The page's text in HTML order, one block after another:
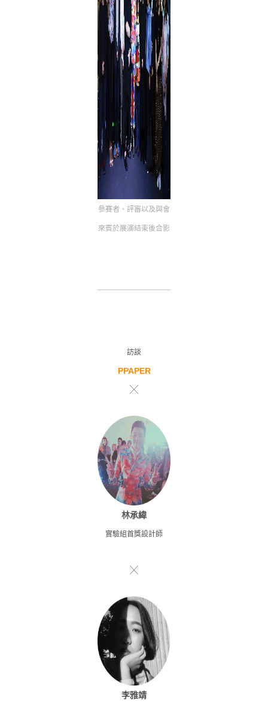
參賽者、評審以及與會
來賓於展演結束後合影
訪談
PPAPER
╳
林承緯
實驗組首獎設計師
╳
李雅靖